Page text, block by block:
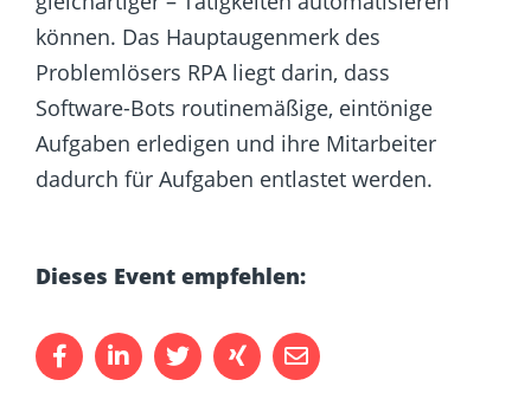
können. Das Hauptaugenmerk des
Problemlösers RPA liegt darin, dass
Software-Bots routinemäßige, eintönige
Aufgaben erledigen und ihre Mitarbeiter
dadurch für Aufgaben entlastet werden.
Dieses Event empfehlen: